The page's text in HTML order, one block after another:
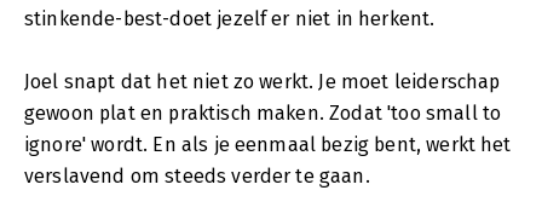
stinkende-best-doet jezelf er niet in herkent.
Joel snapt dat het niet zo werkt. Je moet leiderschap
gewoon plat en praktisch maken. Zodat 'too small to
ignore' wordt. En als je eenmaal bezig bent, werkt het
verslavend om steeds verder te gaan.